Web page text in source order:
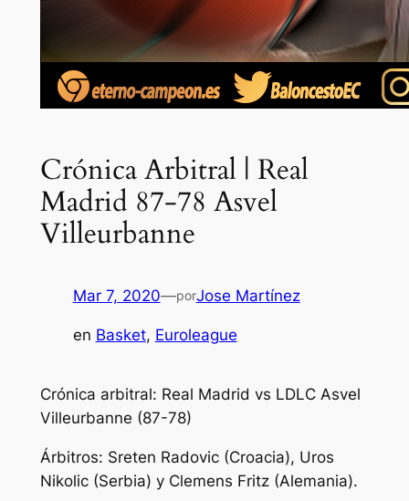
Crónica Arbitral | Real
Madrid 87-78 Asvel
Villeurbanne
Mar 7, 2020—porJose Martínez
en Basket, Euroleague
Crónica arbitral: Real Madrid vs LDLC Asvel
Villeurbanne (87-78)
Árbitros: Sreten Radovic (Croacia), Uros
Nikolic (Serbia) y Clemens Fritz (Alemania).